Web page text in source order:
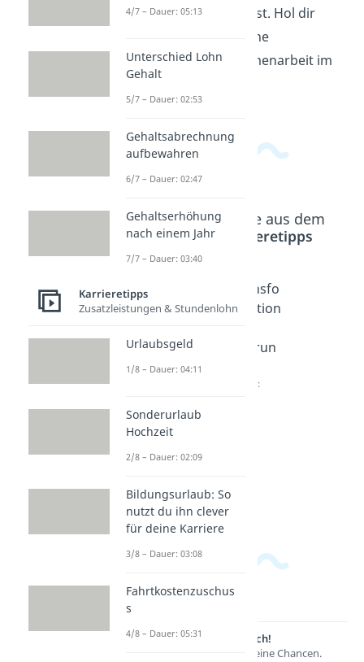
Entscheidungen triffst. Hol dir
wichtige Tipps für eine
erfolgreiche Zusammenarbeit im
Team!
Beliebte Inhalte aus dem
Bereich
Karrieretipps
Autoritä
rer
gsstil
Dauer:
04:31
er
gsstil
Dauer:
Transfo
rmation
Führun
Dauer:
Lernen lohnt sich!
Entdecke hier deine Chancen.
4/7 – Dauer: 05:13
Unterschied Lohn
Gehalt
5/7 – Dauer: 02:53
Gehaltsabrechnung
aufbewahren
6/7 – Dauer: 02:47
Gehaltserhöhung
nach einem Jahr
7/7 – Dauer: 03:40
Karrieretipps
Zusatzleistungen & Stundenlohn
Urlaubsgeld
1/8 – Dauer: 04:11
Sonderurlaub
Hochzeit
2/8 – Dauer: 02:09
Bildungsurlaub: So
nutzt du ihn clever
für deine Karriere
3/8 – Dauer: 03:08
Fahrtkostenzuschus
s
4/8 – Dauer: 05:31